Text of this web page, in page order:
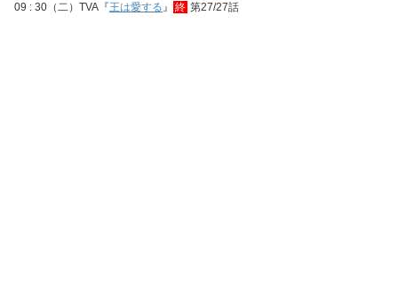
09 : 30（二）TVA『王は愛する』 終 第27/27話